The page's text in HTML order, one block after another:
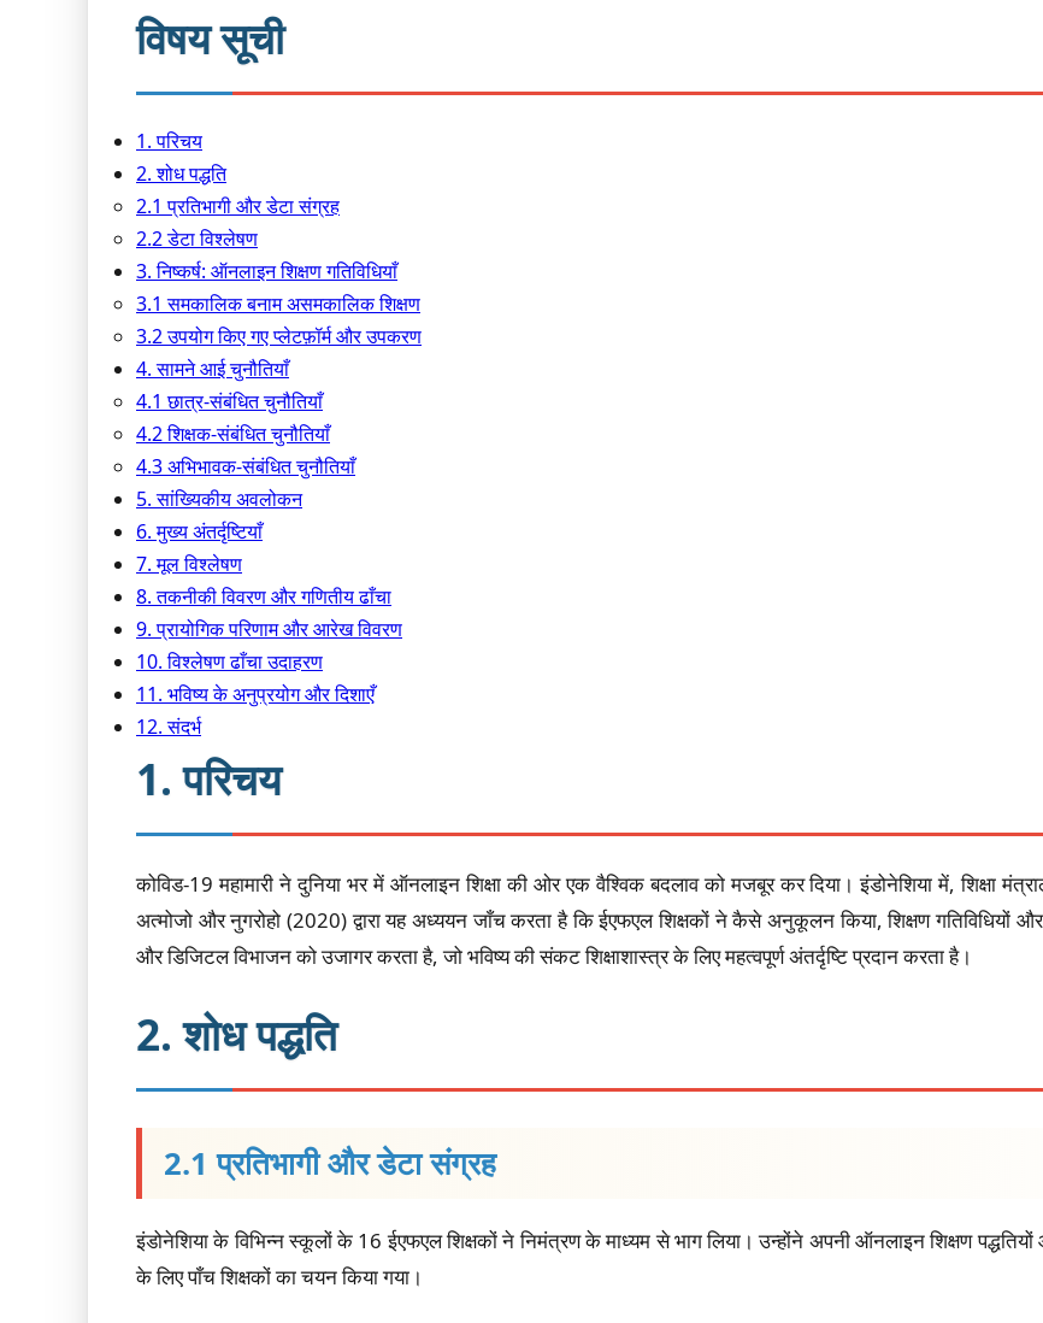
विषय सूची
1. परिचय
2. शोध पद्धति
2.1 प्रतिभागी और डेटा संग्रह
2.2 डेटा विश्लेषण
3. निष्कर्ष: ऑनलाइन शिक्षण गतिविधियाँ
3.1 समकालिक बनाम असमकालिक शिक्षण
3.2 उपयोग किए गए प्लेटफ़ॉर्म और उपकरण
4. सामने आई चुनौतियाँ
4.1 छात्र-संबंधित चुनौतियाँ
4.2 शिक्षक-संबंधित चुनौतियाँ
4.3 अभिभावक-संबंधित चुनौतियाँ
5. सांख्यिकीय अवलोकन
6. मुख्य अंतर्दृष्टियाँ
7. मूल विश्लेषण
8. तकनीकी विवरण और गणितीय ढाँचा
9. प्रायोगिक परिणाम और आरेख विवरण
10. विश्लेषण ढाँचा उदाहरण
11. भविष्य के अनुप्रयोग और दिशाएँ
12. संदर्भ
1. परिचय
कोविड-19 महामारी ने दुनिया भर में ऑनलाइन शिक्षा की ओर एक वैश्विक बदलाव को मजबूर कर दिया। इंडोनेशिया में, शिक्षा
अत्मोजो और नुगरोहो (2020) द्वारा यह अध्ययन जाँच करता है कि ईएफएल शिक्षकों ने कैसे अनुकूलन किया, शिक्षण गतिविधियों
और डिजिटल विभाजन को उजागर करता है, जो भविष्य की संकट शिक्षाशास्त्र के लिए महत्वपूर्ण अंतर्दृष्टि प्रदान करता है।
2. शोध पद्धति
2.1 प्रतिभागी और डेटा संग्रह
इंडोनेशिया के विभिन्न स्कूलों के 16 ईएफएल शिक्षकों ने निमंत्रण के माध्यम से भाग लिया। उन्होंने अपनी ऑनलाइन शिक्षण पद्धतियों
के लिए पाँच शिक्षकों का चयन किया गया।